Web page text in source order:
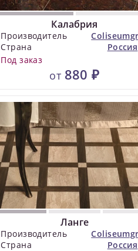
Калабрия
Производитель
Страна
Россия
Под заказ
от 880 ₽
Ланге
Производитель
Страна
Россия